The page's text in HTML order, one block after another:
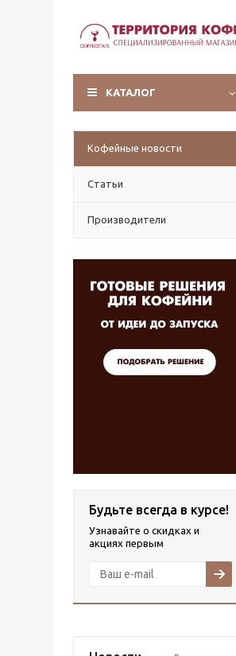
КАТАЛОГ
Кофейные новости
Статьи
Производители
Будьте всегда в курсе!
Узнавайте о скидках и
акциях первым